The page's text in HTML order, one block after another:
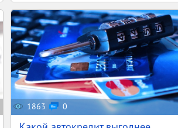
1863 0